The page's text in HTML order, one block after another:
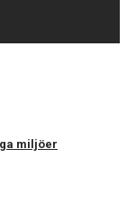
miljöer